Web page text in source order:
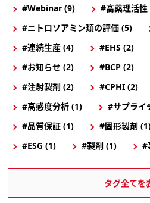
#Webinar (9)
#高薬理活性
#ニトロソアミン類の評価 (5)
#連続生産 (4)
#EHS (2)
#お知らせ (2)
#BCP (2)
#注射製剤 (2)
#CPHI (2)
#高感度分析 (1)
#サプライ
#品質保証 (1)
#固形製剤
#ESG (1)
#製剤 (1) #
タグ全てを